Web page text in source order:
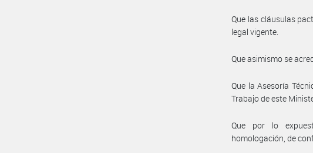
Que las cláusulas
legal vigente.
Que asimismo se
Que la Asesoría
Trabajo de este
Que por lo
homologación, de